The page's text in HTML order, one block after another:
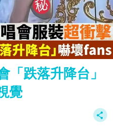
「跌落升降台」
覺